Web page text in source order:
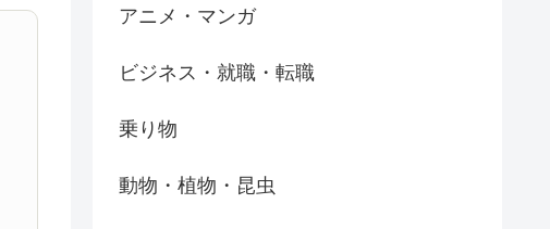
アニメ・マンガ
ビジネス・就職・転職
乗り物
動物・植物・昆虫